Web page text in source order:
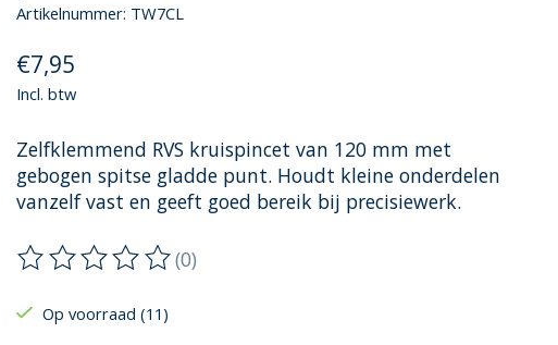
Artikelnummer: TW7CL
€7,95
Incl. btw
Zelfklemmend RVS kruispincet van 120 mm met
gebogen spitse gladde punt. Houdt kleine onderdelen
vanzelf vast en geeft goed bereik bij precisiewerk.
De beoordeling van dit product is
(0)
Op voorraad (11)